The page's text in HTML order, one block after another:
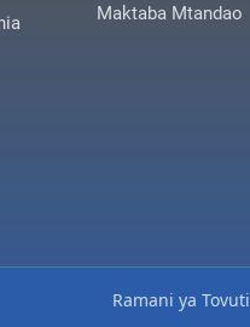
Maktaba Mtandao
Ramani ya Tovuti